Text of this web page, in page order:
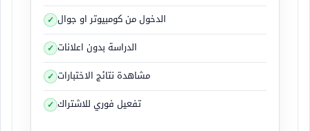
الدخول من كومبيوتر او جوال
الدراسة بدون اعلانات
مشاهدة نتائج الاختبارات
تفعيل فوري للاشتراك